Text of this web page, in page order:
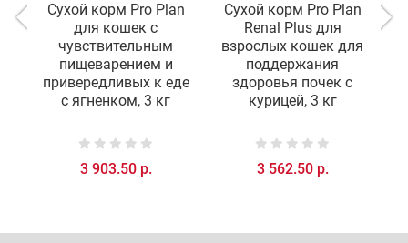
Сухой корм Pro Plan
для кошек с
чувствительным
пищеварением и
привередливых к еде
с ягненком, 3 кг
3 903.50 р.
Сухой корм Pro Plan
Renal Plus для
взрослых кошек для
поддержания
здоровья почек c
курицей, 3 кг
3 562.50 р.